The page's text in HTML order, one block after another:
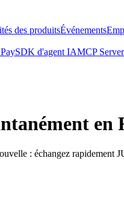
des produitsÉvénements
SDK d'agent IAMCP
en
: échangez rapidement